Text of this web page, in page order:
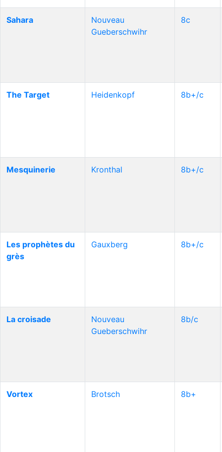
Sahara
Nouveau
Gueberschwihr
8c
The Target Heidenkopf 8b+/c
Mesquinerie Kronthal 8b+/c
Les prophètes du
grès
Gauxberg 8b+/c
La croisade
Nouveau
Gueberschwihr
8b/c
Vortex Brotsch 8b+